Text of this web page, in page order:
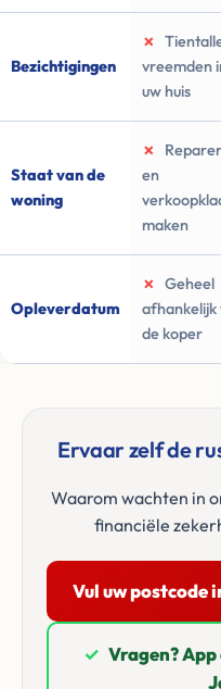
Bezichtigingen
✗
vreemden
uw huis
Staat van de
woning
✗
en
maken
Opleverdatum
✗
Geheel
afhankelijk
de koper
Ervaar zelf de
Waarom wachten in
financiële
Vul uw postcode
✓ Vragen?